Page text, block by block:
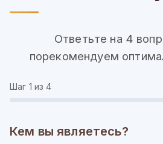
Ответьте на 4
порекомендуем
Шаг 1 из 4
Кем вы являетесь?